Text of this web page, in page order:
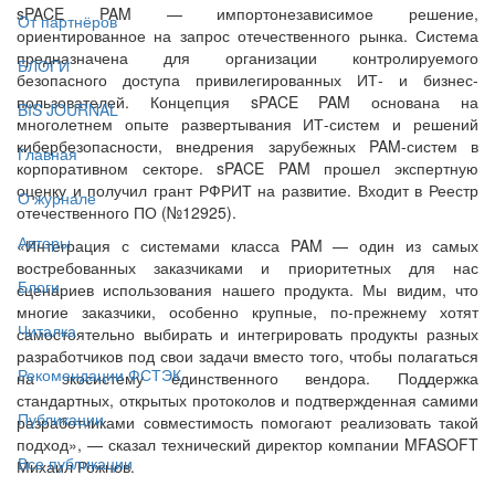
От партнёров
БЛОГИ
BIS JOURNAL
Главная
О журнале
Авторы
Блоги
Читалка
Рекомендации ФСТЭК
Публикации
Все публикации
sPACE PAM — импортонезависимое решение,
ориентированное на запрос отечественного рынка. Система
предназначена для организации контролируемого
безопасного доступа привилегированных ИТ- и бизнес-
пользователей. Концепция sPACE PAM основана на
многолетнем опыте развертывания ИТ-систем и решений
кибербезопасности, внедрения зарубежных PAM-систем в
корпоративном секторе. sPACE PAM прошел экспертную
оценку и получил грант РФРИТ на развитие. Входит в Реестр
отечественного ПО (№12925).
«Интеграция с системами класса PAM — один из самых
востребованных заказчиками и приоритетных для нас
сценариев использования нашего продукта. Мы видим, что
многие заказчики, особенно крупные, по-прежнему хотят
самостоятельно выбирать и интегрировать продукты разных
разработчиков под свои задачи вместо того, чтобы полагаться
на экосистему единственного вендора. Поддержка
стандартных, открытых протоколов и подтвержденная самими
разработчиками совместимость помогают реализовать такой
подход», — сказал технический директор компании MFASOFT
Михаил Рожнов.